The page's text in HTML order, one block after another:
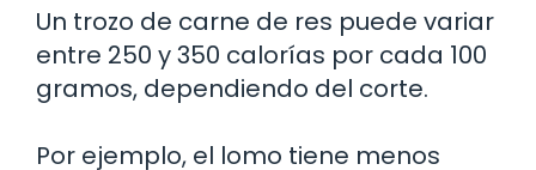
Un trozo de carne de res puede variar
entre 250 y 350 calorías por cada 100
gramos, dependiendo del corte.
Por ejemplo, el lomo tiene menos